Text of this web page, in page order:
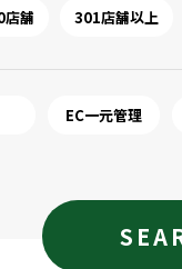
舗 301店舗以上
EC一元管理
方向けサービス
方向けサービス